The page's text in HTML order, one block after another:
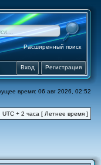
Расширенный поиск
Регистрация
Вход
время: 06 авг 2026, 02:52
UTC + 2 часа [ Летнее время ]